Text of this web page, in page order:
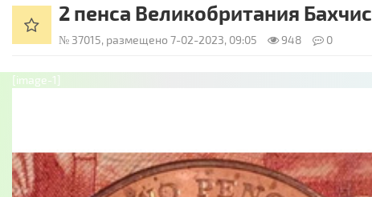
2 пенса Великобритания
№ 37015, размещено 7-02-2023, 09:05 948 0
[image-1]